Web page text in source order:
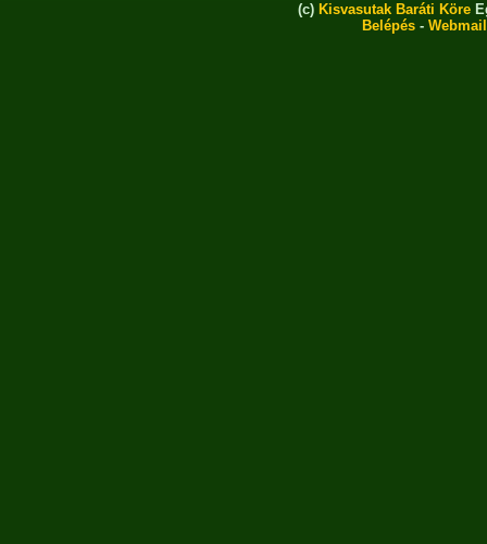
(c) Kisvasutak Baráti Köre
Belépés - Webmail